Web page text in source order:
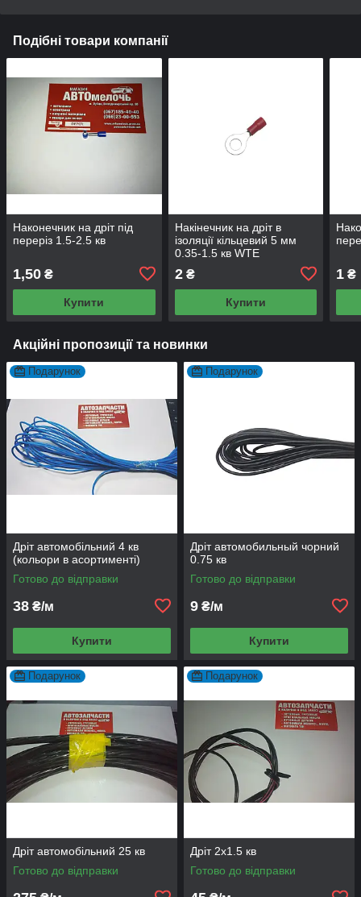
Подібні товари компанії
Наконечник на дріт під
переріз 1.5-2.5 кв
1,50 ₴
Купити
Накінечник на дріт в
ізоляції кільцевий 5 мм
0.35-1.5 кв WTE
2₴
Купити
1 ₴
Акційні пропозиції та новинки
Подарунок
Дріт автомобільний 4 кв
(кольори в асортименті)
Готово до відправки
38 ₴/м
Купити
Подарунок
Дріт автомобильный чорний
0.75 кв
Готово до відправки
9 ₴/м
Купити
Подарунок
Дріт автомобільний 25 кв
Готово до відправки
Подарунок
Дріт 2х1.5 кв
Готово до відправки